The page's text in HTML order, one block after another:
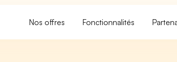
Nos offres Fonctionnalités